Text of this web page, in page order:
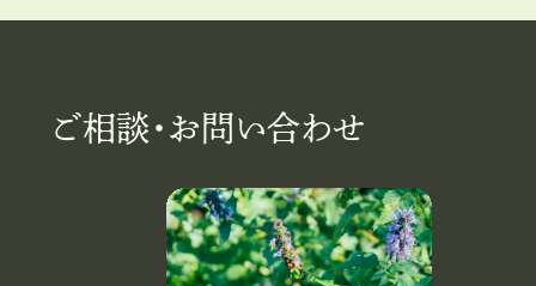
ご相談・お問い合わせ